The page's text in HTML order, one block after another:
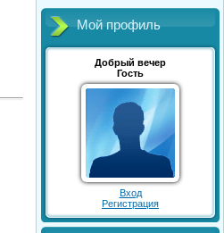
Мой профиль
Добрый вечер
Гость
Вход
Регистрация